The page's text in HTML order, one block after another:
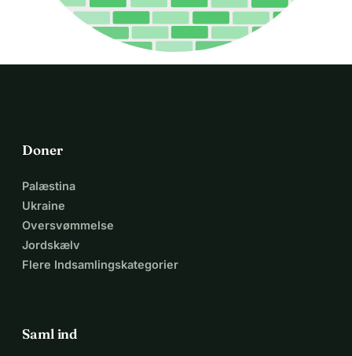
Doner
Palæstina
Ukraine
Oversvømmelse
Jordskælv
Flere Indsamlingskategorier
Saml ind